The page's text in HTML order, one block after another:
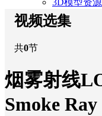
3D模型资源
视频选集
共0节
烟雾射线
Smoke